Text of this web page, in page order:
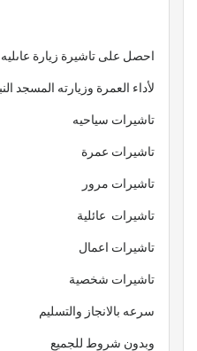
احصل على تاشيرة زيارة عاىليه
لأداء العمرة وزيارته المسجد
تاشيرات سياحيه
تاشيرات عمرة
تاشيرات مرور
تاشيرات عائلية
تاشيرات اعمال
تاشيرات شخصية
سرعه بالانجاز والتسليم
وبدون شروط للجميع